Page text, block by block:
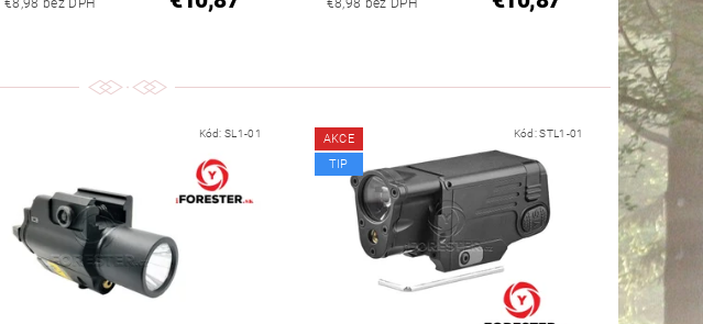
€8,98 bez DPH €8,98 bez DPH
Kód:SL1-01
AKCE
TIP
Kód:STL1-01